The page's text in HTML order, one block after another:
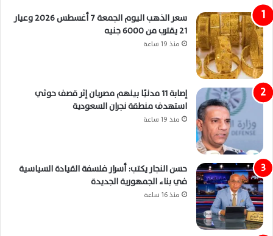
سعر الذهب اليوم الجمعة 7 أغسطس 2026 وعيار
21 يقترب من 6000 جنيه
منذ 19 ساعة
إصابة 11 مدنيًا بينهم مصريان إثر قصف حوثي
استهدف منطقة نجران السعودية
منذ 19 ساعة
حسن النجار يكتب: أسرار فلسفة القيادة السياسية
في بناء الجمهورية الجديدة
منذ 16 ساعة